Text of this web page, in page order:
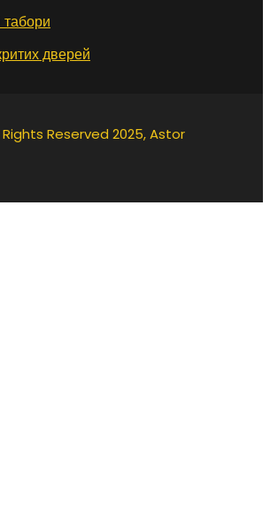
табори
дверей
Reserved 2025, Astor